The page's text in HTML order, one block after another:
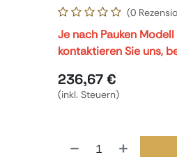
(0
Je nach Pauken
kontaktieren Sie uns,
236,67€
(inkl. Steuern)